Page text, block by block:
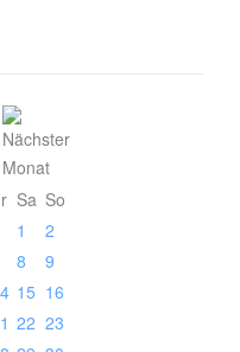
Sa So
1
2
8
9
15 16
22 23